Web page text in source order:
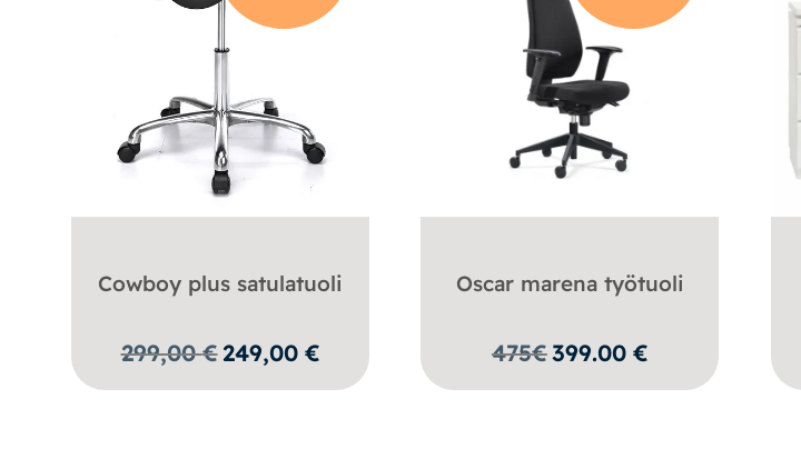
Cowboy plus satulatuoli
299,00€ Alkuperäinen
oli:
249,00 €Nykyinen
on:
Oscar marena työtuoli
475€399.00 €